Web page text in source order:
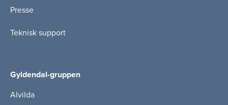
Presse
Teknisk support
Gyldendal-gruppen
Alvilda